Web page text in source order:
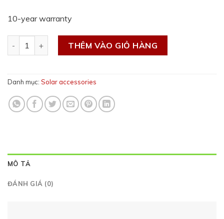
10-year warranty
Pat L tin roof số lượngTHÊM VÀO GIỎ HÀNG
Danh mục: Solar accessories
MÔ TẢ
ĐÁNH GIÁ (0)